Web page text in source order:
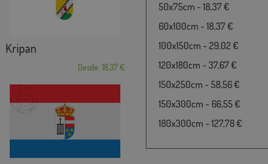
Kripan
Desde: 18,37 €
50x75cm - 18,37 €
60x100cm - 18,37 €
100x150cm - 29,02 €
120x180cm - 37,67 €
150x250cm - 58,56 €
150x300cm - 66,55 €
180x300cm - 127,78 €